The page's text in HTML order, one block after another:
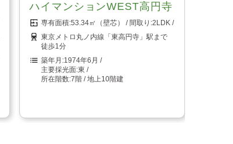
ハイマンションWEST高円寺
53.34㎡（壁芯）
2LDK
東京メトロ丸ノ内線「東高円寺」駅まで
徒歩1分
1974年6月
東
7階 / 地上10階建